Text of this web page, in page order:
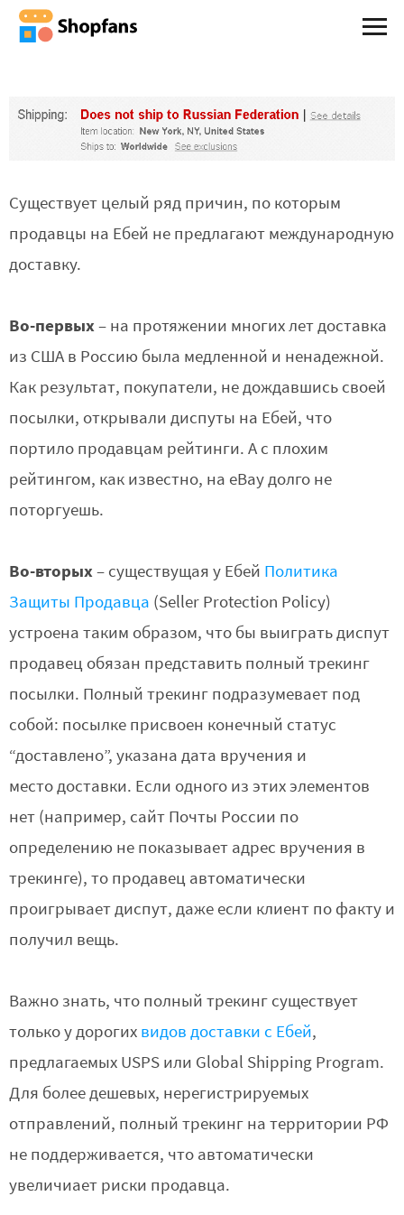
Существует целый ряд причин, по которым
продавцы на Ебей не предлагают международную
доставку.
Во-первых– на протяжении многих лет доставка
из США в Россию была медленной и ненадежной.
Как результат, покупатели, не дождавшись своей
посылки, открывали диспуты на Ебей, что
портило продавцам рейтинги. А с плохим
рейтингом, как известно, на eBay долго не
поторгуешь.
Во-вторых– существущая у Ебей Политика
Защиты Продавца (Seller Protection Policy)
устроена таким образом, что бы выиграть диспут
продавец обязан представить полный трекинг
посылки. Полный трекинг подразумевает под
собой: посылке присвоен конечный статус
“доставлено”, указана дата вручения и
место доставки. Если одного из этих элементов
нет (например, сайт Почты России по
определению не показывает адрес вручения в
трекинге), то продавец автоматически
проигрывает диспут, даже если клиент по факту и
получил вещь.
Важно знать, что полный трекинг существует
только у дорогих видов доставки c Ебей,
предлагаемых USPS или Global Shipping Program.
Для более дешевых, нерегистрируемых
отправлений, полный трекинг на территории РФ
не поддерживается, что автоматически
увеличиает риски продавца.